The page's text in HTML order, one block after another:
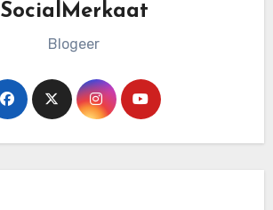
SocialMerkaat
Blogeer